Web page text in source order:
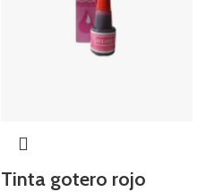
Tinta gotero rojo